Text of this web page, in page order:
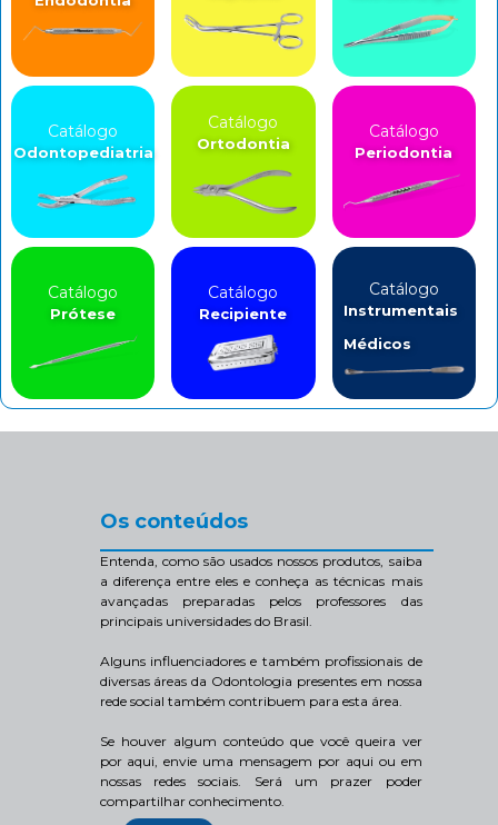
Catálogo
Odontopediatria
Catálogo
Ortodontia
Catálogo
Periodontia
Catálogo
Prótese
Catálogo
Recipiente
Catálogo
Instrumentais
Médicos
Os conteúdos
Entenda, como são usados nossos produtos, saiba
a diferença entre eles e conheça as técnicas mais
avançadas preparadas pelos professores das
principais universidades do Brasil.
Alguns influenciadores e também profissionais de
diversas áreas da Odontologia presentes em nossa
rede social também contribuem para esta área.
Se houver algum conteúdo que você queira ver
por aqui, envie uma mensagem por aqui ou em
nossas redes sociais. Será um prazer poder
compartilhar conhecimento.